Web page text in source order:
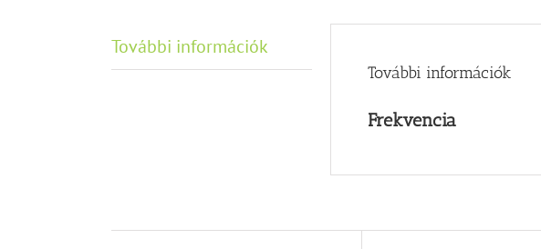
További információk
További információk
Frekvencia